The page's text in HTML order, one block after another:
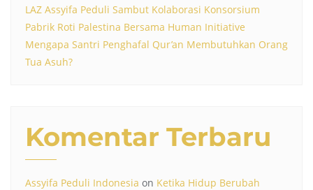
LAZ Assyifa Peduli Sambut Kolaborasi Konsorsium
Pabrik Roti Palestina Bersama Human Initiative
Mengapa Santri Penghafal Qur’an Membutuhkan Orang
Tua Asuh?
Komentar Terbaru
Assyifa Peduli Indonesia on Ketika Hidup Berubah